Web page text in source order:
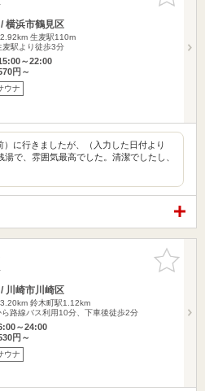
横浜市鶴見区
生麦駅110m
麦駅より徒歩3分
～22:00
円～
ウナ
）に行きましたが、（入力した日付より
で、雰囲気最高でした。清潔でしたし、
お気に入
りに追加
川崎市川崎区
鈴木町駅1.12km
路線バス利用10分、下車後徒歩2分
～24:00
円～
ウナ